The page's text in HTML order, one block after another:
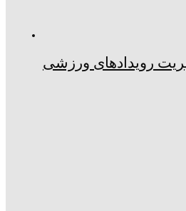
رویدادهای ورزشی